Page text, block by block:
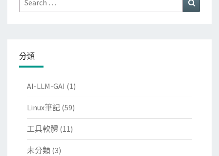
for:
分類
AI-LLM-GAI (1)
Linux筆記 (59)
工具軟體 (11)
未分類 (3)